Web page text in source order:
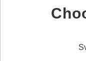
tilgjengelig for